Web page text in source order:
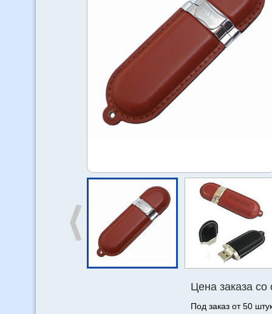
Цена заказа со
Под заказ от 50